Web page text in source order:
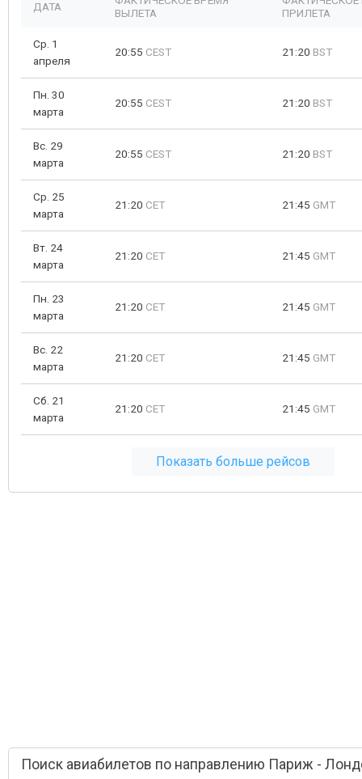
ДАТА
ВЫЛЕТА
ПРИЛЕТА
Ср. 1
апреля
20:55 CEST 21:20 BST
Пн. 30
марта
20:55 CEST 21:20 BST
Вс. 29
марта
20:55 CEST 21:20 BST
Ср. 25
марта
21:20 CET 21:45 GMT
Вт. 24
марта
21:20 CET 21:45 GMT
Пн. 23
марта
21:20 CET 21:45 GMT
Вс. 22
марта
21:20 CET 21:45 GMT
Сб. 21
марта
21:20 CET 21:45 GMT
Показать больше рейсов
Поиск авиабилетов по направлению Париж -